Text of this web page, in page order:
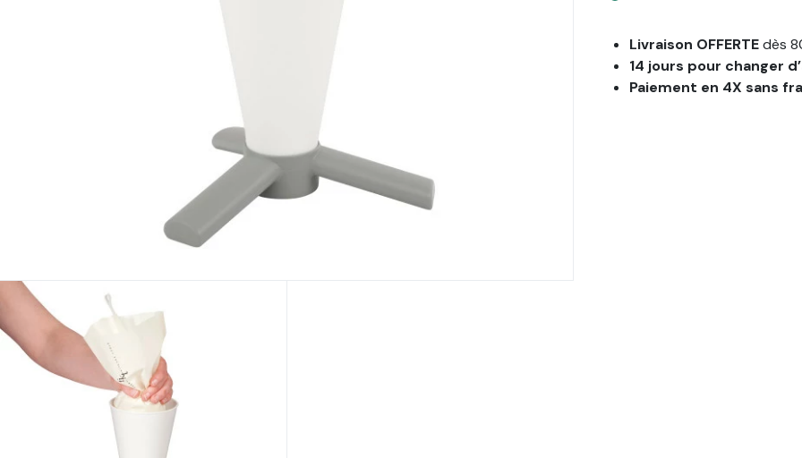
Livraison OFFERTEdès
14 jours pour changer
Paiement en 4X sans